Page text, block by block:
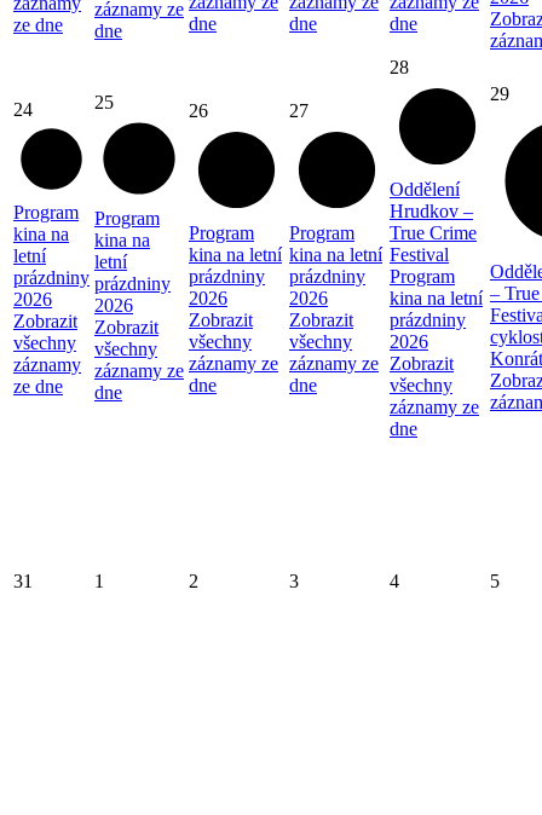
ze dne
záznamy ze
dne
dne
dne
dne
24
Program
kina na
letní
prázdniny
2026
Zobrazit
všechny
záznamy
ze dne
25
Program
kina na
letní
prázdniny
2026
Zobrazit
všechny
záznamy ze
dne
26
Program
kina na letní
prázdniny
2026
Zobrazit
všechny
záznamy ze
dne
27
Program
kina na letní
prázdniny
2026
Zobrazit
všechny
záznamy ze
dne
28
Oddělení
Hrudkov –
True Crime
Festival
Program
kina na letní
prázdniny
2026
Zobrazit
všechny
záznamy ze
dne
29
–
31 1 2 3 4 5